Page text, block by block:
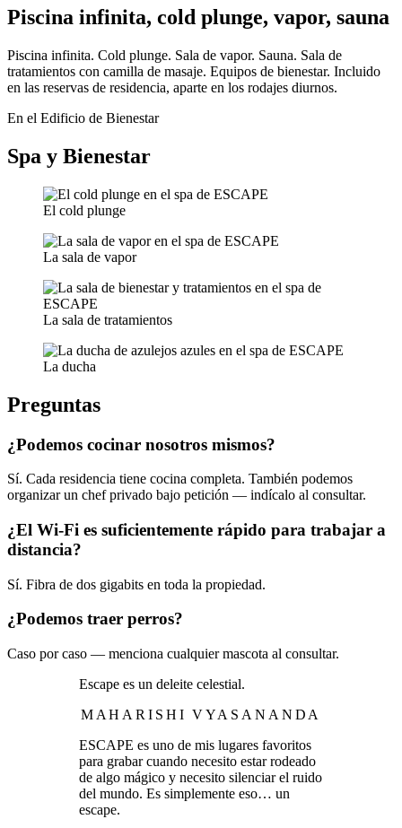
Piscina infinita, cold plunge, vapor, sauna
Piscina infinita. Cold plunge. Sala de vapor. Sauna. Sala de
tratamientos con camilla de masaje. Equipos de bienestar. Incluido
en las reservas de residencia, aparte en los rodajes diurnos.
En el Edificio de Bienestar
Spa y Bienestar
El cold plunge
La sala de vapor
La sala de tratamientos
La ducha
Preguntas
¿Podemos cocinar nosotros mismos?
Sí. Cada residencia tiene cocina completa. También podemos
organizar un chef privado bajo petición — indícalo al consultar.
¿El Wi-Fi es suficientemente rápido para trabajar a
distancia?
Sí. Fibra de dos gigabits en toda la propiedad.
¿Podemos traer perros?
Caso por caso — menciona cualquier mascota al consultar.
Escape es un deleite celestial.
MAHARISHI VYASANANDA
ESCAPE es uno de mis lugares favoritos
para grabar cuando necesito estar rodeado
de algo mágico y necesito silenciar el ruido
del mundo. Es simplemente eso… un
escape.